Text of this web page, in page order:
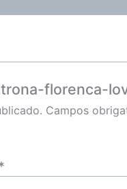
florenca-
Campos